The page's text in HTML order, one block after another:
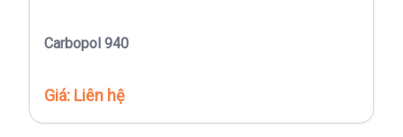
Carbopol 940
Giá: Liên hệ